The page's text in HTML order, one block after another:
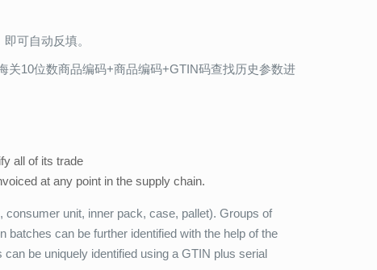
可自动反填。
关10位数商品编码+商品编码+GTIN码查找历史参数进
all of its trade
at any point in the supply chain.
unit, inner pack, case, pallet). Groups of
can be further identified with the help of the
be uniquely identified using a GTIN plus serial